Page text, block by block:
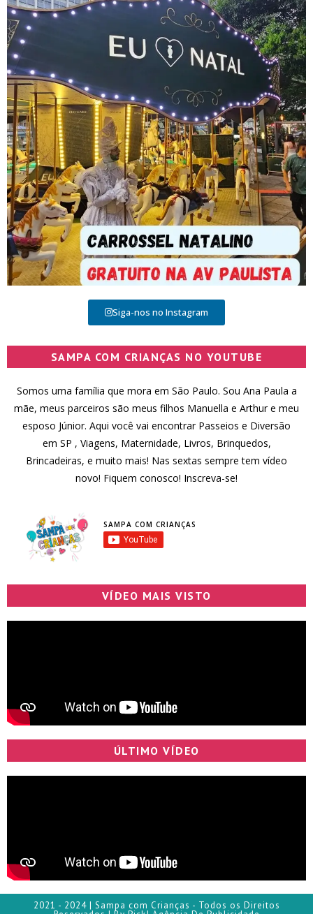
Siga-nos no Instagram
SAMPA COM CRIANÇAS NO YOUTUBE
Somos uma família que mora em São Paulo. Sou Ana Paula a
mãe, meus parceiros são meus filhos Manuella e Arthur e meu
esposo Júnior. Aqui você vai encontrar Passeios e Diversão
em SP , Viagens, Maternidade, Livros, Brinquedos,
Brincadeiras, e muito mais! Nas sextas sempre tem vídeo
novo! Fiquem conosco! Inscreva-se!
SAMPA COM CRIANÇAS
VÍDEO MAIS VISTO
ÚLTIMO VÍDEO
2021 - 2024 | Sampa com Crianças - Todos os Direitos